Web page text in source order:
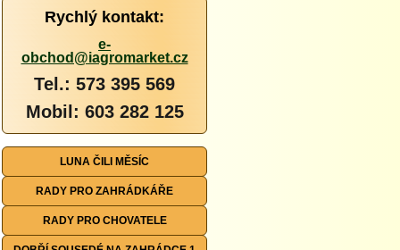
Rychlý kontakt:
e-
obchod@iagromarket.cz
Tel.: 573 395 569
Mobil: 603 282 125
LUNA ČILI MĚSÍC
RADY PRO ZAHRÁDKÁŘE
RADY PRO CHOVATELE